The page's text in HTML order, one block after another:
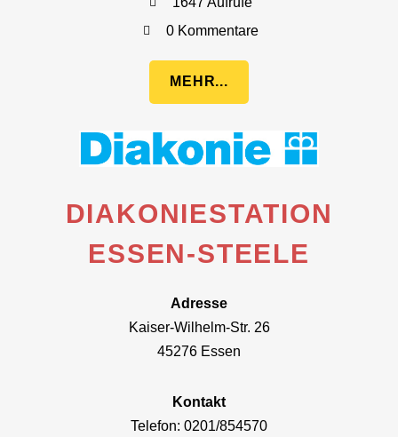
0 Kommentare
MEHR...
DIAKONIESTATION
ESSEN-STEELE
Adresse
Kaiser-Wilhelm-Str. 26
45276 Essen
Kontakt
Telefon: 0201/854570